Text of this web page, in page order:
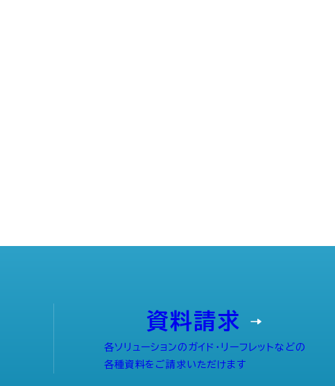
資料請求
各ソリューションのガイド・リーフレットなどの
各種資料をご請求いただけます